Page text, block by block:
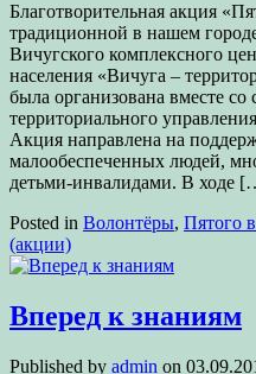
Благотворительная акция
традиционной в нашем
Вичугского комплексного
населения «Вичуга –
была организована вместе со
территориального
Акция направлена на
малообеспеченных людей,
детьми-инвалидами. В ходе
Posted in Волонтёры, Пятого
(акции)
Вперед к знаниям
Published by admin on